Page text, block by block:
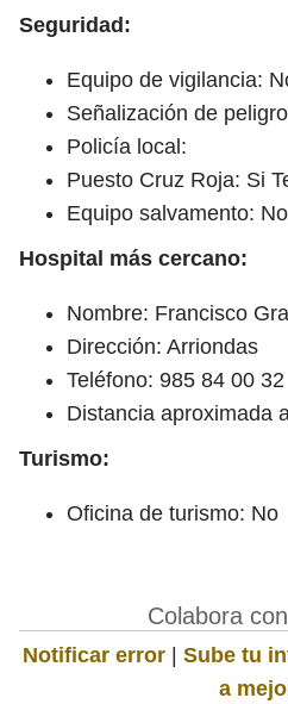
Seguridad:
Equipo de vigilancia:
Señalización de
Policía local:
Puesto Cruz Roja: Si
Equipo salvamento: No
Hospital más cercano:
Nombre: Francisco
Dirección: Arriondas
Teléfono: 985 84 00 32
Distancia aproximada
Turismo:
Oficina de turismo: No
Colabora
Notificar error | Sube tu
a